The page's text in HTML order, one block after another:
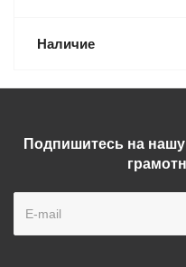
Наличие
Подпишитесь на